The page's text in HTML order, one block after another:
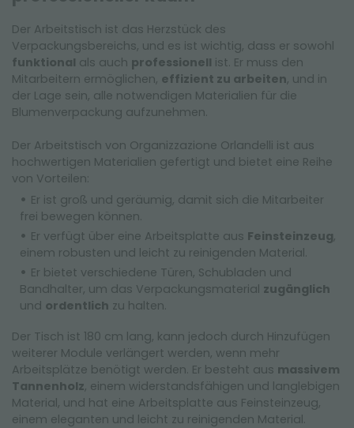
Der Arbeitstisch ist das Herzstück des
Verpackungsbereichs, und es ist wichtig, dass er sowohl
funktional als auch professionell ist. Er muss den
Mitarbeitern ermöglichen, effizient zu arbeiten, und in
der Lage sein, alle notwendigen Materialien für die
Blumenverpackung aufzunehmen.
Der Arbeitstisch von Organizzazione Orlandelli ist aus
hochwertigen Materialien gefertigt und bietet eine Reihe
von Vorteilen:
Er ist groß und geräumig, damit sich die Mitarbeiter
frei bewegen können.
Er verfügt über eine Arbeitsplatte aus Feinsteinzeug,
einem robusten und leicht zu reinigenden Material.
Er bietet verschiedene Türen, Schubladen und
Bandhalter, um das Verpackungsmaterial zugänglich
und ordentlich zu halten.
Der Tisch ist 180 cm lang, kann jedoch durch Hinzufügen
weiterer Module verlängert werden, wenn mehr
Arbeitsplätze benötigt werden. Er besteht aus massivem
Tannenholz, einem widerstandsfähigen und langlebigen
Material, und hat eine Arbeitsplatte aus Feinsteinzeug,
einem eleganten und leicht zu reinigenden Material.